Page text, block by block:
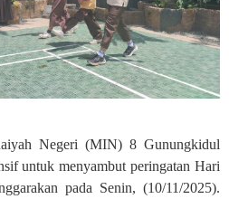
Negeri (MIN) 8 Gunungkidul
untuk menyambut peringatan Hari
pada Senin, (10/11/2025).